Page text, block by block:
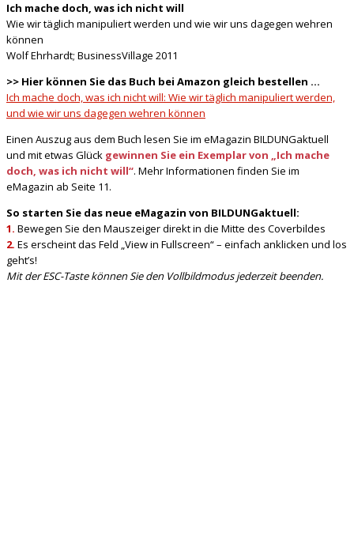
Ich mache doch, was ich nicht will
Wie wir täglich manipuliert werden und wie wir uns dagegen wehren
können
Wolf Ehrhardt; BusinessVillage 2011
>> Hier können Sie das Buch bei Amazon gleich bestellen …
Ich mache doch, was ich nicht will: Wie wir täglich manipuliert werden,
und wie wir uns dagegen wehren können
Einen Auszug aus dem Buch lesen Sie im eMagazin BILDUNGaktuell
und mit etwas Glück gewinnen Sie ein Exemplar von „Ich mache
doch, was ich nicht will“. Mehr Informationen finden Sie im
eMagazin ab Seite 11.
So starten Sie das neue eMagazin von BILDUNGaktuell:
1. Bewegen Sie den Mauszeiger direkt in die Mitte des Coverbildes
2. Es erscheint das Feld „View in Fullscreen“ – einfach anklicken und los
geht’s!
Mit der ESC-Taste können Sie den Vollbildmodus jederzeit beenden.